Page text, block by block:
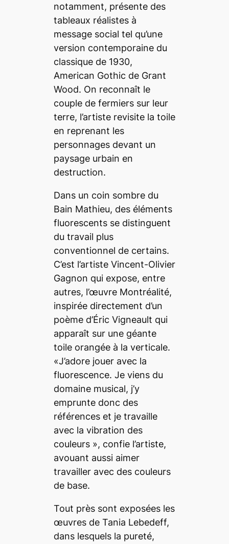
notamment, présente des
tableaux réalistes à
message social tel qu’une
version contemporaine du
classique de 1930,
American Gothicde Grant
Wood. On reconnaît le
couple de fermiers sur leur
terre, l’artiste revisite la toile
en reprenant les
personnages devant un
paysage urbain en
destruction.
Dans un coin sombre du
Bain Mathieu, des éléments
fluorescents se distinguent
du travail plus
conventionnel de certains.
C’est l’artiste Vincent-Olivier
Gagnon qui expose, entre
autres, l’œuvre Montréalité,
inspirée directement d’un
poème d’Éric Vigneault qui
apparaît sur une géante
toile orangée à la verticale.
«J’adore jouer avec la
fluorescence. Je viens du
domaine musical, j’y
emprunte donc des
références et je travaille
avec la vibration des
couleurs », confie l’artiste,
avouant aussi aimer
travailler avec des couleurs
de base.
Tout près sont exposées les
œuvres de Tania Lebedeff,
dans lesquels la pureté,